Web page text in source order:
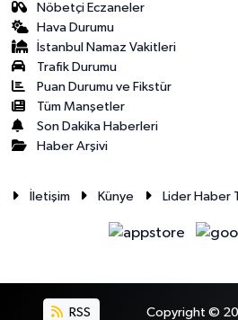
Nöbetçi Eczaneler
Hava Durumu
İstanbul Namaz Vakitleri
Trafik Durumu
Puan Durumu ve Fikstür
Tüm Manşetler
Son Dakika Haberleri
Haber Arşivi
İletişim Künye Lider Haber
RSS Copyright ©